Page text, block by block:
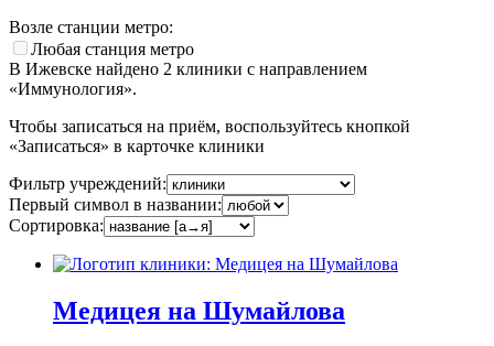
Возле станции метро:
Любая станция метро
В Ижевске найдено 2 клиники с направлением
«Иммунология».
Чтобы записаться на приём, воспользуйтесь кнопкой
«Записаться» в карточке клиники
Фильтр учреждений:
Первый символ в названии:
Сортировка:
Медицея на Шумайлова